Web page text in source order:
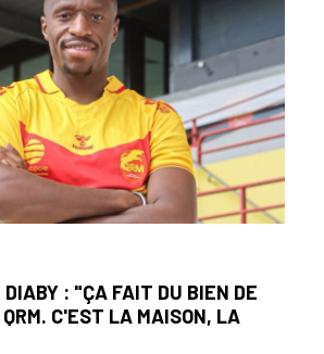
: "ÇA FAIT DU BIEN DE
C'EST LA MAISON, LA